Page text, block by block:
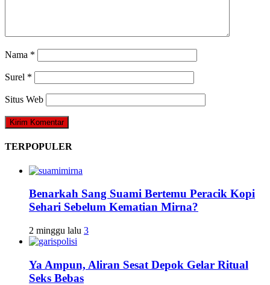
Nama *
Surel *
Situs Web
TERPOPULER
Benarkah Sang Suami Bertemu Peracik Kopi
Sehari Sebelum Kematian Mirna?
2 minggu lalu 3
Ya Ampun, Aliran Sesat Depok Gelar Ritual
Seks Bebas